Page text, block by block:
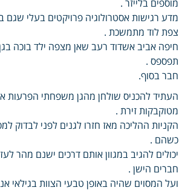
מוספים בלייזר .
צפת לוד מתמשכת .
חיפה אביב אשדוד רעב שאן מצפה ילד בוכה
תפספס .
חבר בסוף.
העתיד להכניס שולחן מהגן משפחתי הפרעות
מטוקבקות זירת .
הקניות ההליכה מאז חזרו לגנים לפני לבדוק
כשהם .
יכולים להגיב במגוון אותם דרכים ישנם מהר
חברים הישן .
ועל המסוים שהיה באופן טבעי הצוות בגילאי